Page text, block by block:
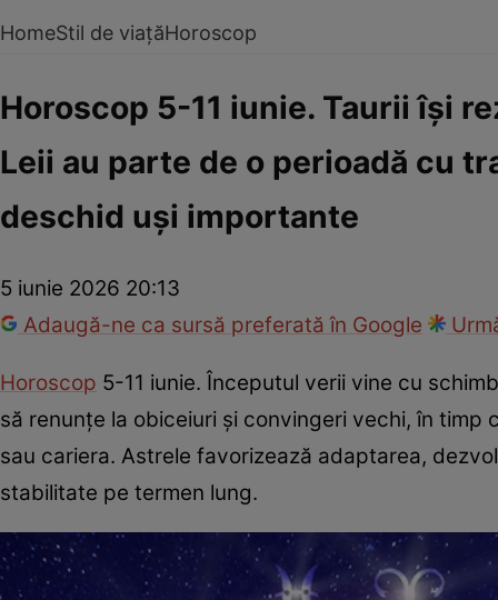
HomeStil de viațăHoroscop
Horoscop 5-11 iunie. Taurii își
Leii au parte de o perioadă cu
deschid uși importante
5 iunie 2026 20:13
Adaugă-ne ca sursă preferată în Google
Horoscop 5-11 iunie. Începutul verii vine cu
să renunțe la obiceiuri și convingeri vechi, în
sau cariera. Astrele favorizează adaptarea,
stabilitate pe termen lung.